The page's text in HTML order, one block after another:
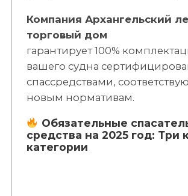
Компания Архангельский
торговый дом
гарантирует 100%
вашего судна
спассредствами,
новым нормативам.
Обязательные
средства на 2025 год: Три
категории